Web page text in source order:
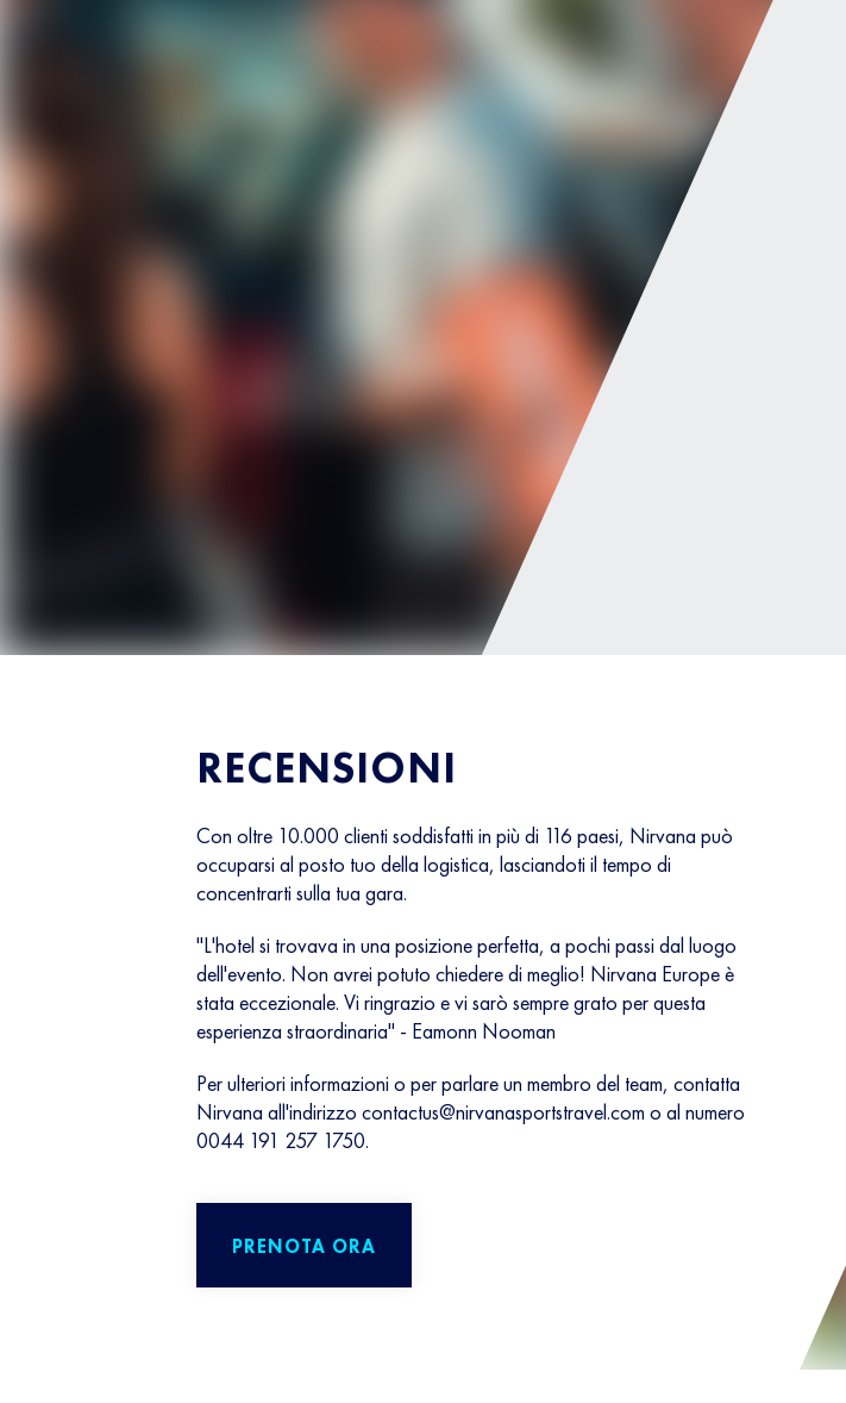
RECENSIONI
Con oltre 10.000 clienti soddisfatti in più di 116 paesi, Nirvana può
occuparsi al posto tuo della logistica, lasciandoti il tempo di
concentrarti sulla tua gara.
"L'hotel si trovava in una posizione perfetta, a pochi passi dal luogo
dell'evento. Non avrei potuto chiedere di meglio! Nirvana Europe è
stata eccezionale. Vi ringrazio e vi sarò sempre grato per questa
esperienza straordinaria" - Eamonn Nooman
Per ulteriori informazioni o per parlare un membro del team, contatta
Nirvana all'indirizzo contactus@nirvanasportstravel.com o al numero
0044 191 257 1750.
PRENOTA ORA